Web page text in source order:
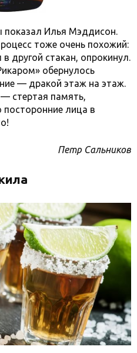
Илья Мэддисон.
тоже очень похожий:
другой стакан, опрокинул.
обернулось
— дракой этаж на этаж.
— стертая память,
лица в
Петр Сальников